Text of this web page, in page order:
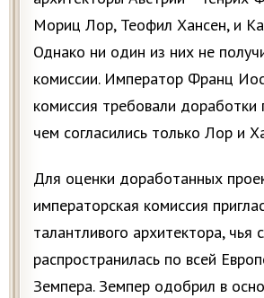
Мориц Лор, Теофил Хансен, и
Однако ни один из них не
комиссии. Император Франц
комиссия требовали доработки
чем согласились только Лор и
Для оценки доработанных
императорская комиссия
талантливого архитектора, чья
распространилась по всей
Земпера. Земпер одобрил в